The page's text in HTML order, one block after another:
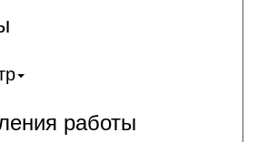
работы